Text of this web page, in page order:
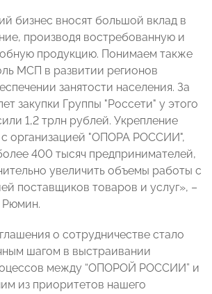
бизнес вносят большой вклад в
производя востребованную и
продукцию. Понимаем также
МСП в развитии регионов
занятости населения. За
закупки Группы "Россети" у этого
1,2 трлн рублей. Укрепление
с организацией "ОПОРА РОССИИ",
400 тысяч предпринимателей,
увеличить объемы работы с
поставщиков товаров и услуг», –
Рюмин.
о сотрудничестве стало
шагом в выстраивании
между “ОПОРОЙ РОССИИ” и
из приоритетов нашего